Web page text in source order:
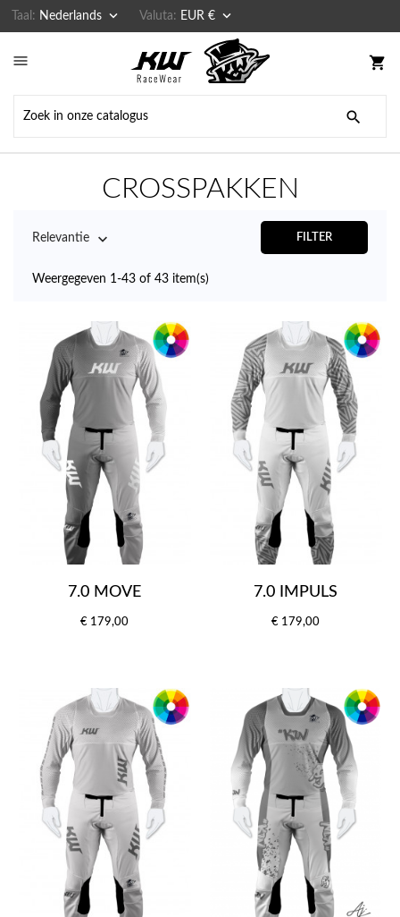
Taal: Nederlands  Valuta: EUR € 
 shopping_cart

CROSSPAKKEN
Relevantie  FILTER
Weergegeven 1-43 of 43 item(s)
7.0 MOVE
€ 179,00
7.0 IMPULS
€ 179,00